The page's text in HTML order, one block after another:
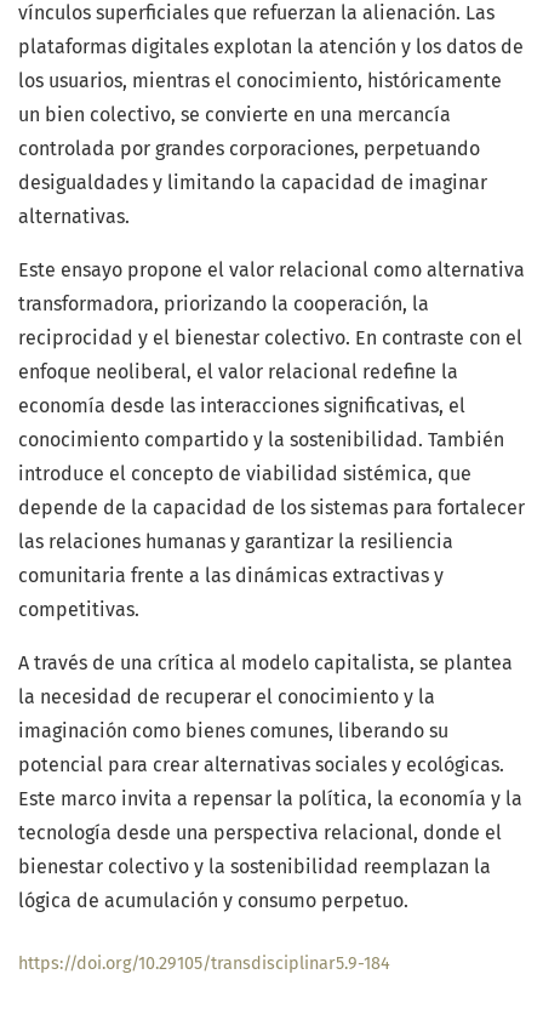
vínculos superficiales que refuerzan la alienación. Las
plataformas digitales explotan la atención y los datos de
los usuarios, mientras el conocimiento, históricamente
un bien colectivo, se convierte en una mercancía
controlada por grandes corporaciones, perpetuando
desigualdades y limitando la capacidad de imaginar
alternativas.
Este ensayo propone el valor relacional como alternativa
transformadora, priorizando la cooperación, la
reciprocidad y el bienestar colectivo. En contraste con el
enfoque neoliberal, el valor relacional redefine la
economía desde las interacciones significativas, el
conocimiento compartido y la sostenibilidad. También
introduce el concepto de viabilidad sistémica, que
depende de la capacidad de los sistemas para fortalecer
las relaciones humanas y garantizar la resiliencia
comunitaria frente a las dinámicas extractivas y
competitivas.
A través de una crítica al modelo capitalista, se plantea
la necesidad de recuperar el conocimiento y la
imaginación como bienes comunes, liberando su
potencial para crear alternativas sociales y ecológicas.
Este marco invita a repensar la política, la economía y la
tecnología desde una perspectiva relacional, donde el
bienestar colectivo y la sostenibilidad reemplazan la
lógica de acumulación y consumo perpetuo.
https://doi.org/10.29105/transdisciplinar5.9-184